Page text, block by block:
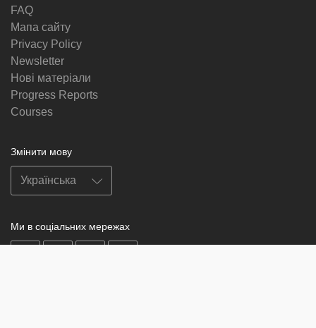
FAQ
Мапа сайту
Privacy Policy
Newsletter
Нові матеріали
Progress Reports
Courses
Змінити мову
Ми в соціальних мережах
on
on
on
on